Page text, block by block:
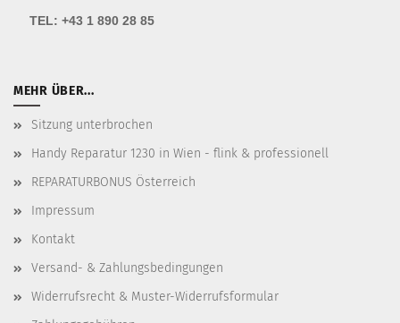
TEL: +43 1 890 28 85
MEHR ÜBER...
Sitzung unterbrochen
Handy Reparatur 1230 in Wien - flink & professionell
REPARATURBONUS Österreich
Impressum
Kontakt
Versand- & Zahlungsbedingungen
Widerrufsrecht & Muster-Widerrufsformular